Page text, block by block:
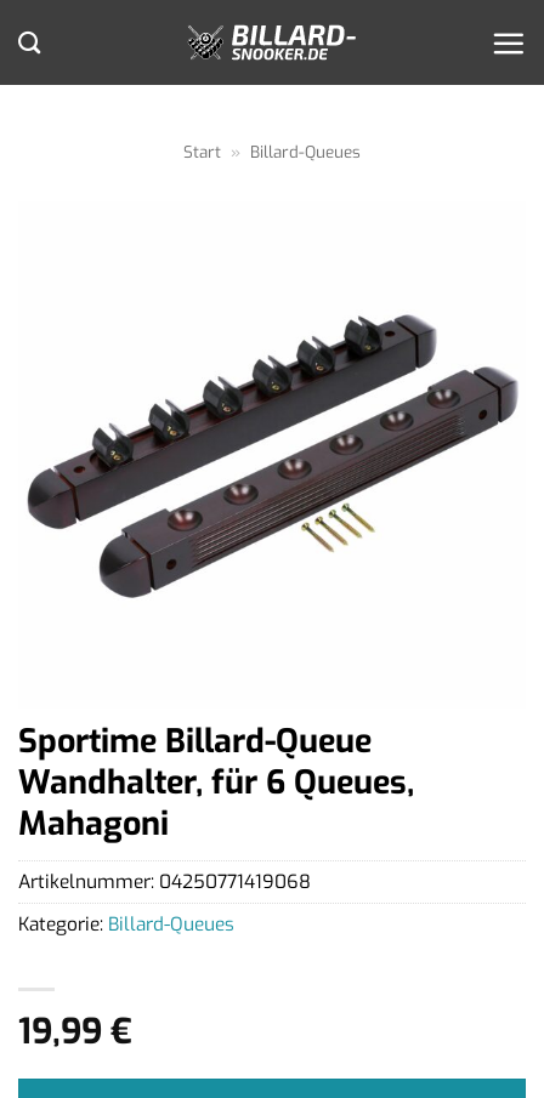
Inhalt
springen
Start » Billard-Queues
Sportime Billard-Queue
Wandhalter, für 6 Queues,
Mahagoni
19,99 €
Artikelnummer: 04250771419068
Kategorie: Billard-Queues